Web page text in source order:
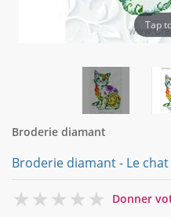
Tap
Broderie diamant
Broderie diamant - Le
0
Donner